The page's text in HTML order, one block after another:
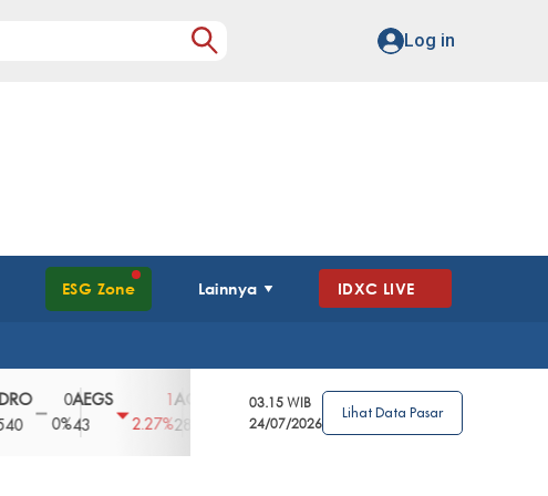
Log in
ESG Zone Lainnya IDXC LIVE
0
0%
AEGS
43
2.27%2850
3.39%
AGRO
4
2.63%
0%
03.15 WIB
24/07/2026
Lihat Data Pasar